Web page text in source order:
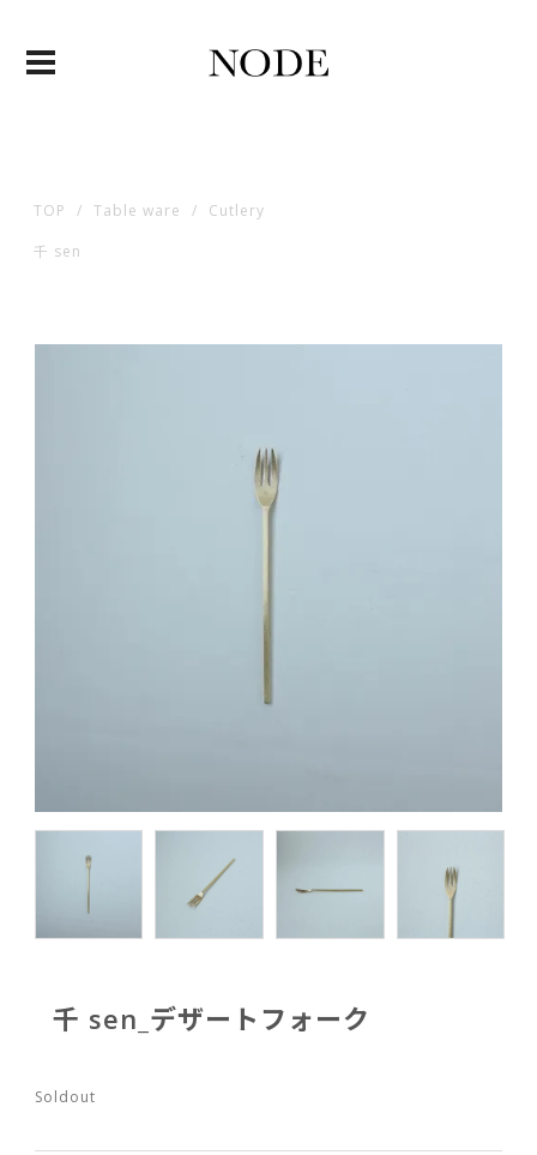
TOP Table ware
Cutlery
千 sen
千 sen_デザートフォーク
Soldout